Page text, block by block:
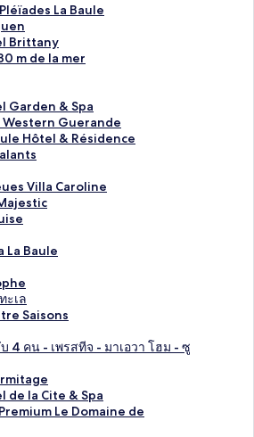
La Baule
Brittany
m de la mer
Garden & Spa
Guerande
Hôtel & Résidence
Villa Caroline
La Baule
ะเล
Saisons
4 คน - เพรสทีจ - มาเอวา โฮม - ซู
de la Cite & Spa
Le Domaine de